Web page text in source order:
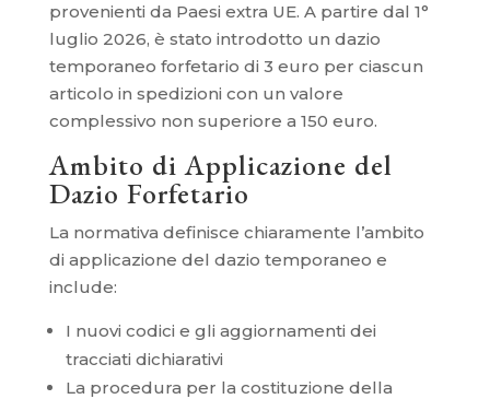
provenienti da Paesi extra UE. A partire dal 1°
luglio 2026, è stato introdotto un dazio
temporaneo forfetario di 3 euro per ciascun
articolo in spedizioni con un valore
complessivo non superiore a 150 euro.
Ambito di Applicazione del
Dazio Forfetario
La normativa definisce chiaramente l’ambito
di applicazione del dazio temporaneo e
include:
I nuovi codici e gli aggiornamenti dei
tracciati dichiarativi
La procedura per la costituzione della